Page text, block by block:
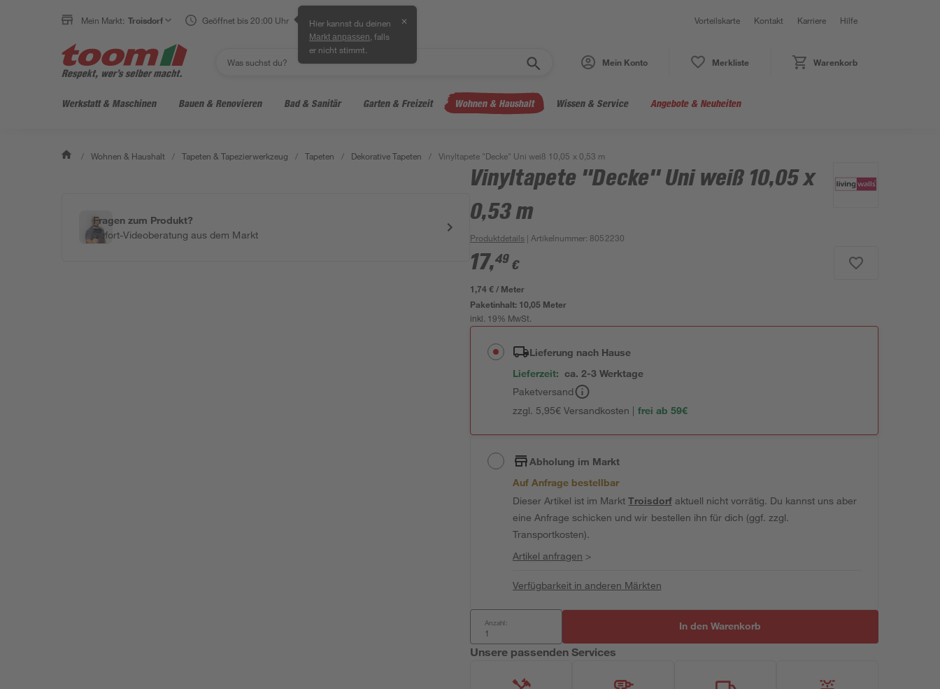
Mein Markt: Troisdorf Geöffnet bis 20:00 Uhr Hier kannst du deinen
Markt anpassen , falls
er nicht stimmt.
✕ Vorteilskarte Kontakt Karriere Hilfe
Mein Konto Merkliste Warenkorb
Werkstatt & Maschinen Bauen & Renovieren Bad & Sanitär Garten & Freizeit Wohnen & Haushalt Wissen & Service Angebote & Neuheiten
/ Wohnen & Haushalt / Tapeten & Tapezierwerkzeug / Tapeten / Dekorative Tapeten / Vinyltapete "Decke" Uni weiß 10,05 x 0,53 m
Fragen zum Produkt?
Sofort-Videoberatung aus dem Markt
Vinyltapete "Decke" Uni weiß 10,05 x
0,53 m
Produktdetails | Artikelnummer: 8052230
17,49 €
1,74 € / Meter
Paketinhalt: 10,05 Meter
inkl. 19% MwSt.
Lieferung nach Hause
Lieferzeit: ca. 2-3 Werktage
Paketversand
zzgl. 5,95€ Versandkosten | frei ab 59€
Abholung im Markt
Auf Anfrage bestellbar
Dieser Artikel ist im MarktTroisdorfaktuell nicht vorrätig. Du kannst uns aber
eine Anfrage schicken und wir bestellen ihn für dich (ggf. zzgl.
Transportkosten).
Artikel anfragen >
Verfügbarkeit in anderen Märkten
Anzahl: In den Warenkorb
Unsere passenden Services